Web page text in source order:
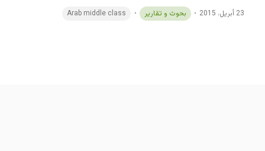
23 أبريل، 2015 بحوث و تقارير Arab middle class